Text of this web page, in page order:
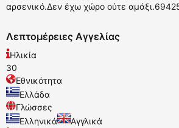
αρσενικό.Δεν έχω χώρο ούτε
Λεπτομέρειες Αγγελίας
Ηλικία
30
Εθνικότητα
Ελλάδα
Γλώσσες
Ελληνικά
Αγγλικά